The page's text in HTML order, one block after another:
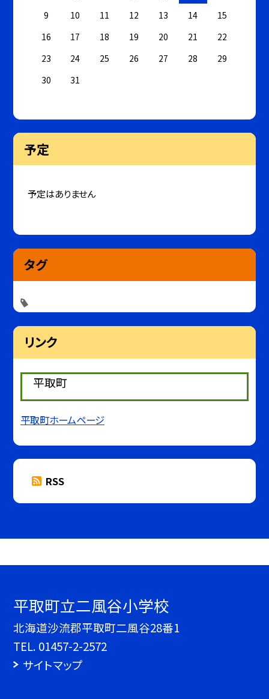
9
10 11 12 13 14
15
16
17 18 19 20 21
22
23
24 25 26 27 28
29
30
31
予定
予定はありません
タグ
リンク
平取町
平取町ホームページ
RSS
平取町立二風谷小学校
北海道沙流郡平取町二風谷28番1
TEL. 01457-2-2572
サイトマップ